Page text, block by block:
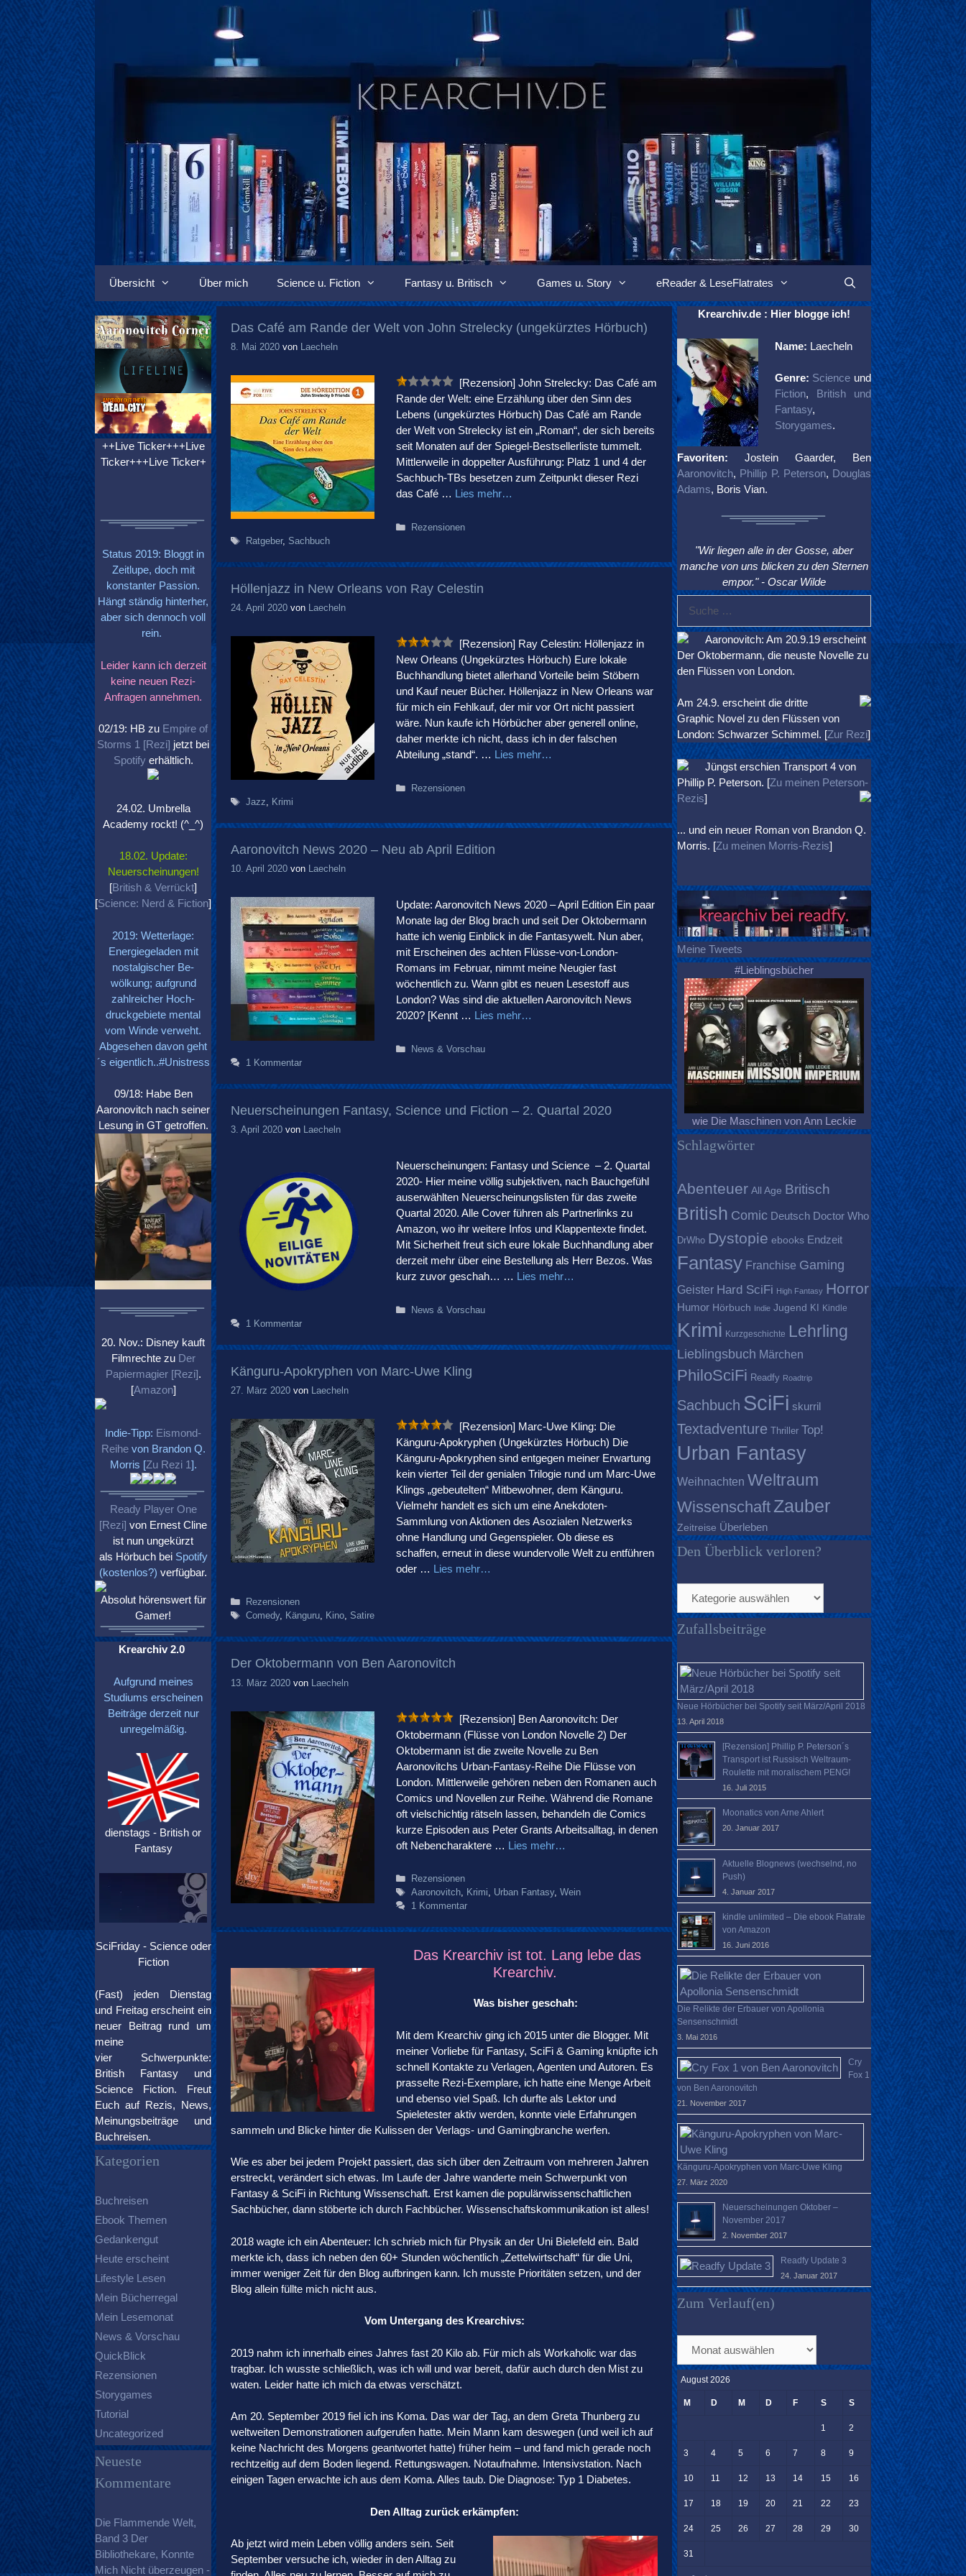
Springe
zum
Inhalt
Übersicht Über mich Science u. Fiction Fantasy u. Britisch Games u. Story eReader & LeseFlatrates Suchen
Das Café am Rande der Welt von John Strelecky (ungekürztes Hörbuch)
8. Mai 2020 von Laecheln
[Rezension] John Strelecky: Das Café am
Rande der Welt: eine Erzählung über den Sinn des
Lebens (ungekürztes Hörbuch) Das Café am Rande
der Welt von Strelecky ist ein „Roman“, der sich bereits
seit Monaten auf der Spiegel-Bestsellerliste tummelt.
Mittlerweile in doppelter Ausführung: Platz 1 und 4 der
Sachbuch-TBs besetzen zum Zeitpunkt dieser Rezi
das Café … Lies mehr…
Kategorien
Rezensionen
Schlagwörter
Ratgeber, Sachbuch
Höllenjazz in New Orleans von Ray Celestin
24. April 2020 von Laecheln
[Rezension] Ray Celestin: Höllenjazz in
New Orleans (Ungekürztes Hörbuch) Eure lokale
Buchhandlung bietet allerhand Vorteile beim Stöbern
und Kauf neuer Bücher. Höllenjazz in New Orleans war
für mich ein Fehlkauf, der mir vor Ort nicht passiert
wäre. Nun kaufe ich Hörbücher aber generell online,
daher merkte ich nicht, dass ich in der falschen
Abteilung „stand“. … Lies mehr…
Kategorien
Rezensionen
Schlagwörter
Jazz Krimi
Aaronovitch News 2020 – Neu ab April Edition
10. April 2020 von Laecheln
Update: Aaronovitch News 2020 – April Edition Ein paar
Monate lag der Blog brach und seit Der Oktobermann
hatte ich wenig Einblick in die Fantasywelt. Nun aber,
mit Erscheinen des achten Flüsse-von-London-
Romans im Februar, nimmt meine Neugier fast
wöchentlich zu. Wann gibt es neuen Lesestoff aus
London? Was sind die aktuellen Aaronovitch News
2020? [Kennt … Lies mehr…
Kategorien
News & Vorschau
1 Kommentar
Neuerscheinungen Fantasy, Science und Fiction – 2. Quartal 2020
3. April 2020 von Laecheln
Neuerscheinungen: Fantasy und Science – 2. Quartal
2020- Hier meine völlig subjektiven, nach Bauchgefühl
auserwählten Neuerscheinungslisten für das zweite
Quartal 2020. Alle Cover führen als Partnerlinks zu
Amazon, wo ihr weitere Infos und Klappentexte findet.
Mit Sicherheit freut sich eure lokale Buchhandlung aber
derzeit mehr über eine Bestellung als Herr Bezos. Was
kurz zuvor geschah… … Lies mehr…
Kategorien
News & Vorschau
1 Kommentar
Känguru-Apokryphen von Marc-Uwe Kling
27. März 2020 von Laecheln
[Rezension] Marc-Uwe Kling: Die
Känguru-Apokryphen (Ungekürztes Hörbuch) Die
Känguru-Apokryphen sind entgegen meiner Erwartung
kein vierter Teil der genialen Trilogie rund um Marc-Uwe
Klings „gebeutelten“ Mitbewohner, dem Känguru.
Vielmehr handelt es sich um eine Anekdoten-
Sammlung von Aktionen des Asozialen Netzwerks
ohne Handlung und Gegenspieler. Ob diese es
schaffen, erneut in diese wundervolle Welt zu entführen
oder … Lies mehr…
Kategorien
Rezensionen
Schlagwörter
Comedy, Känguru, Kino, Satire
Der Oktobermann von Ben Aaronovitch
13. März 2020 von Laecheln
[Rezension] Ben Aaronovitch: Der
Oktobermann (Flüsse von London Novelle 2) Der
Oktobermann ist die zweite Novelle zu Ben
Aaronovitchs Urban-Fantasy-Reihe Die Flüsse von
London. Mittlerweile gehören neben den Romanen auch
Comics und Novellen zur Reihe. Während die Romane
oft vielschichtig rätseln lassen, behandeln die Comics
kurze Episoden aus Peter Grants Arbeitsalltag, in denen
oft Nebencharaktere … Lies mehr…
Kategorien
Rezensionen
Schlagwörter
Aaronovitch, Krimi, Urban Fantasy, Wein
1 Kommentar
Das Krearchiv ist tot. Lang lebe das
Krearchiv.
Was bisher geschah:
Mit dem Krearchiv ging ich 2015 unter die Blogger. Mit
meiner Vorliebe für Fantasy, SciFi & Gaming knüpfte ich
schnell Kontakte zu Verlagen, Agenten und Autoren. Es
prasselte Rezi-Exemplare, ich hatte eine Menge Arbeit
und ebenso viel Spaß. Ich durfte als Lektor und
Spieletester aktiv werden, konnte viele Erfahrungen
sammeln und Blicke hinter die Kulissen der Verlags- und Gamingbranche werfen.
Wie es aber bei jedem Projekt passiert, das sich über den Zeitraum von mehreren Jahren
erstreckt, verändert sich etwas. Im Laufe der Jahre wanderte mein Schwerpunkt von
Fantasy & SciFi in Richtung Wissenschaft. Erst kamen die populärwissenschaftlichen
Sachbücher, dann stöberte ich durch Fachbücher. Wissenschaftskommunikation ist alles!
2018 wagte ich ein Abenteuer: Ich schrieb mich für Physik an der Uni Bielefeld ein. Bald
merkte ich, dass ich neben den 60+ Stunden wöchentlich „Zettelwirtschaft“ für die Uni,
immer weniger Zeit für den Blog aufbringen kann. Ich musste Prioritäten setzen, und der
Blog allein füllte mich nicht aus.
Vom Untergang des Krearchivs:
2019 nahm ich innerhalb eines Jahres fast 20 Kilo ab. Für mich als Workaholic war das
tragbar. Ich wusste schließlich, was ich will und war bereit, dafür auch durch den Mist zu
waten. Leider hatte ich mich da etwas verschätzt.
Am 20. September 2019 fiel ich ins Koma. Das war der Tag, an dem Greta Thunberg zu
weltweiten Demonstrationen aufgerufen hatte. Mein Mann kam deswegen (und weil ich auf
keine Nachricht des Morgens geantwortet hatte) früher heim – und fand mich gerade noch
rechtzeitig auf dem Boden liegend. Rettungswagen. Notaufnahme. Intensivstation. Nach
einigen Tagen erwachte ich aus dem Koma. Alles taub. Die Diagnose: Typ 1 Diabetes.
Den Alltag zurück erkämpfen:
Ab jetzt wird mein Leben völlig anders sein. Seit
September versuche ich, wieder in den Alltag zu
++Live Ticker+++Live
Ticker+++Live Ticker+
Status 2019: Bloggt in
Zeitlupe, doch mit
konstanter Passion.
Hängt ständig hinterher,
aber sich dennoch voll
rein.
Leider kann ich derzeit
keine neuen Rezi-
Anfragen annehmen.
02/19: HB zu Empire of
Storms 1 [Rezi] jetzt bei
Spotifyerhältlich.
24.02. Umbrella
Academy rockt! (^_^)
18.02. Update:
Neuerscheinungen!
[British & Verrückt]
[Science: Nerd & Fiction]
2019: Wetterlage:
Energiegeladen mit
nostalgischer Be-
wölkung; aufgrund
zahlreicher Hoch-
druckgebiete mental
vom Winde verweht.
Abgesehen davon geht
´s eigentlich..#Unistress
09/18: Habe Ben
Aaronovitch nach seiner
Lesung in GT getroffen.
20. Nov.: Disney kauft
Filmrechte zu Der
Papiermagier [Rezi].
[Amazon]
Indie-Tipp: Eismond-
Reihevon Brandon Q.
Morris [Zu Rezi 1].
Ready Player One
[Rezi] von Ernest Cline
ist nun ungekürzt
als Hörbuch bei Spotify
(kostenlos?) verfügbar.
Absolut hörenswert für
Gamer!
Krearchiv 2.0
Aufgrund meines
Studiums erscheinen
Beiträge derzeit nur
unregelmäßig.
dienstags - British or
Fantasy
SciFriday - Science oder
Fiction
(Fast) jeden Dienstag
und Freitag erscheint ein
neuer Beitrag rund um
meine
vier Schwerpunkte:
British Fantasy und
Science Fiction. Freut
Euch auf Rezis, News,
Meinungsbeiträge und
Buchreisen.
Kategorien
Buchreisen
Ebook Themen
Gedankengut
Heute erscheint
Lifestyle Lesen
Mein Bücherregal
Mein Lesemonat
News & Vorschau
QuickBlick
Rezensionen
Storygames
Tutorial
Uncategorized
Neueste
Kommentare
Die Flammende Welt,
Band 3 Der
Bibliothekare, Konnte
Mich Nicht überzeugen -
Krearchiv.de : Hier blogge ich!
Name: Laecheln
Genre: Science und
Fiction, British und
Fantasy,
Storygames.
Favoriten: Jostein Gaarder, Ben
Aaronovitch, Phillip P. Peterson, Douglas
Adams, Boris Vian.
"Wir liegen alle in der Gosse, aber
manche von uns blicken zu den Sternen
empor." - Oscar Wilde
Suche
nach:
Aaronovitch: Am 20.9.19 erscheint
Der Oktobermann, die neuste Novelle zu
den Flüssen von London.
Am 24.9. erscheint die dritte
Graphic Novel zu den Flüssen von
London: Schwarzer Schimmel. [Zur Rezi]
Jüngst erschien Transport 4von
Phillip P. Peterson. [Zu meinen Peterson-
Rezis]
... und ein neuer Roman von Brandon Q.
Morris. [Zu meinen Morris-Rezis]
Meine Tweets
#Lieblingsbücher
wie Die Maschinen von Ann Leckie
Schlagwörter
Abenteuer All Age Britisch
British Comic Deutsch Doctor Who
DrWho Dystopie ebooks Endzeit
Fantasy Franchise Gaming
Geister Hard SciFi High Fantasy Horror
Humor Hörbuch Indie Jugend KI Kindle
Krimi Kurzgeschichte Lehrling
Lieblingsbuch Märchen
PhiloSciFi Readfy Roadtrip
Sachbuch SciFi skurril
Textadventure Thriller Top!
Urban Fantasy
Weihnachten Weltraum
Wissenschaft Zauber
Zeitreise Überleben
Den Überblick verloren?
Den
Überblick
verloren?
Zufallsbeiträge
Neue Hörbücher bei Spotify seit März/April 2018
13. April 2018
[Rezension] Phillip P. Peterson´s
Transport ist Russisch Weltraum-
Roulette mit moralischem PENG!
16. Juli 2015
Moonatics von Arne Ahlert
20. Januar 2017
Aktuelle Blognews (wechselnd, no
Push)
4. Januar 2017
kindle unlimited – Die ebook Flatrate
von Amazon
16. Juni 2016
Die Relikte der Erbauer von Apollonia
Sensenschmidt
3. Mai 2016
Cry
Fox 1
von Ben Aaronovitch
21. November 2017
Känguru-Apokryphen von Marc-Uwe Kling
27. März 2020
Neuerscheinungen Oktober –
November 2017
2. November 2017
Readfy Update 3
24. Januar 2017
Zum Verlauf(en)
Zum
Verlauf(en)
August 2026
M D M D F S S
1 2
3 4 5 6 7 8 9
10 11 12 13 14 15 16
17 18 19 20 21 22 23
24 25 26 27 28 29 30
31